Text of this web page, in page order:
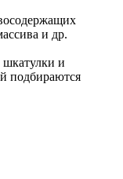
и др.
шкатулки и
подбираются